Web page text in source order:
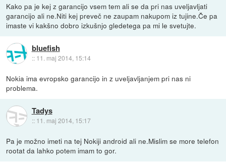
Kako pa je kej z garancijo vsem tem ali se da pri nas uveljavljati
garancijo ali ne.Niti kej preveč ne zaupam nakupom iz tujine.Če pa
imaste vi kakšno dobro izkušnjo gledetega pa mi le svetujte.
bluefish
:: 11. maj 2014, 15:14
Nokia ima evropsko garancijo in z uveljavljanjem pri nas ni
problema.
Tadys
:: 11. maj 2014, 15:17
Pa je možno imeti na tej Nokiji android ali ne.Mislim se more telefon
rootat da lahko potem imam to gor.